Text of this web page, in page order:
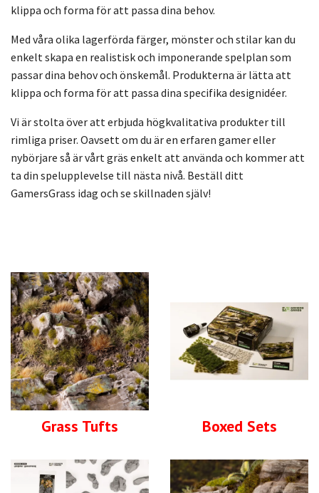
klippa och forma för att passa dina behov.
Med våra olika lagerförda färger, mönster och stilar kan du
enkelt skapa en realistisk och imponerande spelplan som
passar dina behov och önskemål. Produkterna är lätta att
klippa och forma för att passa dina specifika designidéer.
Vi är stolta över att erbjuda högkvalitativa produkter till
rimliga priser. Oavsett om du är en erfaren gamer eller
nybörjare så är vårt gräs enkelt att använda och kommer att
ta din spelupplevelse till nästa nivå. Beställ ditt
GamersGrass idag och se skillnaden själv!
Grass Tufts Boxed Sets